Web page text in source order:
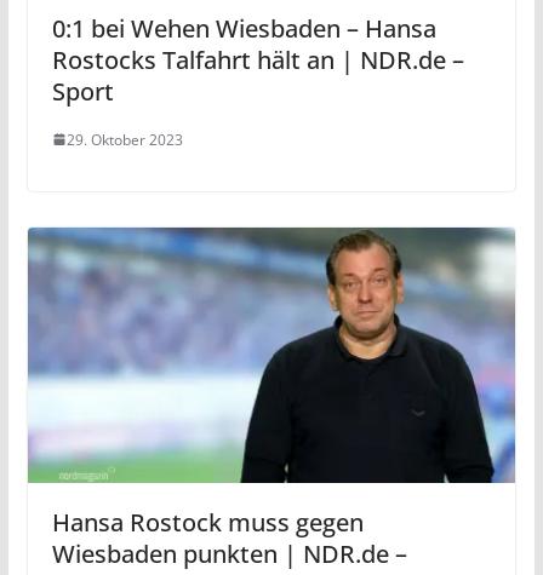
0:1 bei Wehen Wiesbaden – Hansa
Rostocks Talfahrt hält an | NDR.de –
Sport
29. Oktober 2023
Hansa Rostock muss gegen
Wiesbaden punkten | NDR.de –